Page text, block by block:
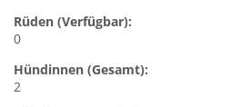
Rüden (Verfügbar):
0
Hündinnen (Gesamt):
2